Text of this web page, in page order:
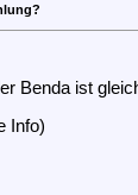
Benda ist
Info)